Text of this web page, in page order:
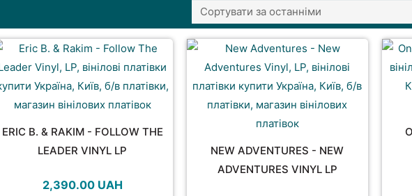
ERIC B. & RAKIM - FOLLOW THE
LEADER VINYL LP
2,390.00 UAH
NEW ADVENTURES - NEW
ADVENTURES VINYL LP